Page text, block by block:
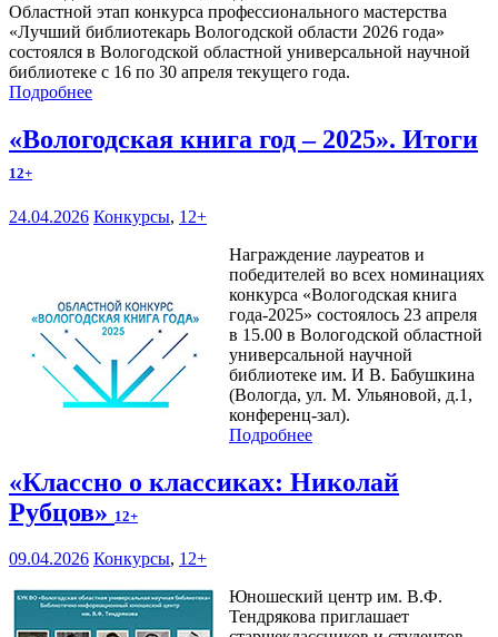
Областной этап конкурса профессионального мастерства
«Лучший библиотекарь Вологодской области 2026 года»
состоялся в Вологодской областной универсальной научной
библиотеке с 16 по 30 апреля текущего года.
Подробнее
«Вологодская книга год – 2025». Итоги
12+
24.04.2026 Конкурсы, 12+
Награждение лауреатов и
победителей во всех номинациях
конкурса «Вологодская книга
года-2025» состоялось 23 апреля
в 15.00 в Вологодской областной
универсальной научной
библиотеке им. И В. Бабушкина
(Вологда, ул. М. Ульяновой, д.1,
конференц-зал).
Подробнее
«Классно о классиках: Николай
Рубцов» 12+
09.04.2026 Конкурсы, 12+
Юношеский центр им. В.Ф.
Тендрякова приглашает